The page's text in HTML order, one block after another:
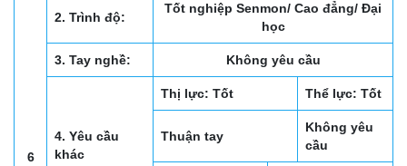
6
2. Trình độ:
Tốt nghiệp Senmon/ Cao đẳng/ Đại
học
3. Tay nghề: Không yêu cầu
4. Yêu cầu
khác
Thị lực: Tốt Thể lực: Tốt
Thuận tay
Không yêu
cầu